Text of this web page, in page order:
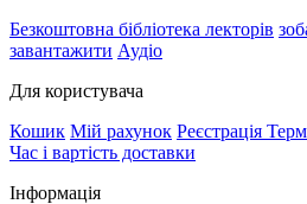
Безкоштовна бібліотека лекторів
завантажити Аудіо
Для користувача
Кошик Мій рахунок Реєстрація
Час і вартість доставки
Інформація